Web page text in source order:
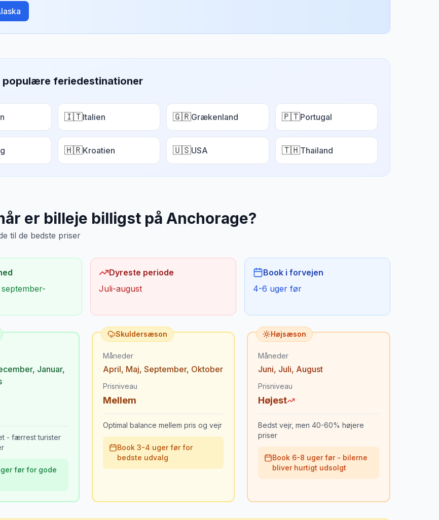
populære feriedestinationer
🇮🇹Italien 🇬🇷Grækenland 🇵🇹Portugal
🇭🇷Kroatien 🇺🇸USA 🇹🇭Thailand
er billeje billigst på Anchorage?
til de bedste priser
Dyreste periode
Juli-august
Book i forvejen
4-6 uger før
, Januar,
- færrest turister
før for gode
Skuldersæson
Måneder
April, Maj, September, Oktober
Prisniveau
Mellem
Optimal balance mellem pris og vejr
Book 3-4 uger før for
bedste udvalg
Højsæson
Måneder
Juni, Juli, August
Prisniveau
Højest
Bedst vejr, men 40-60% højere
priser
Book 6-8 uger før - bilerne
bliver hurtigt udsolgt